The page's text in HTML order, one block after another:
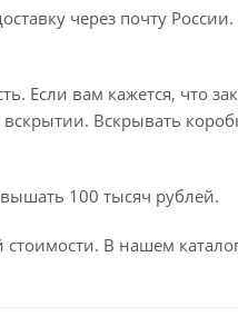
через почту
Если вам кажется, что
Вскрывать
100 тысяч рублей.
В нашем